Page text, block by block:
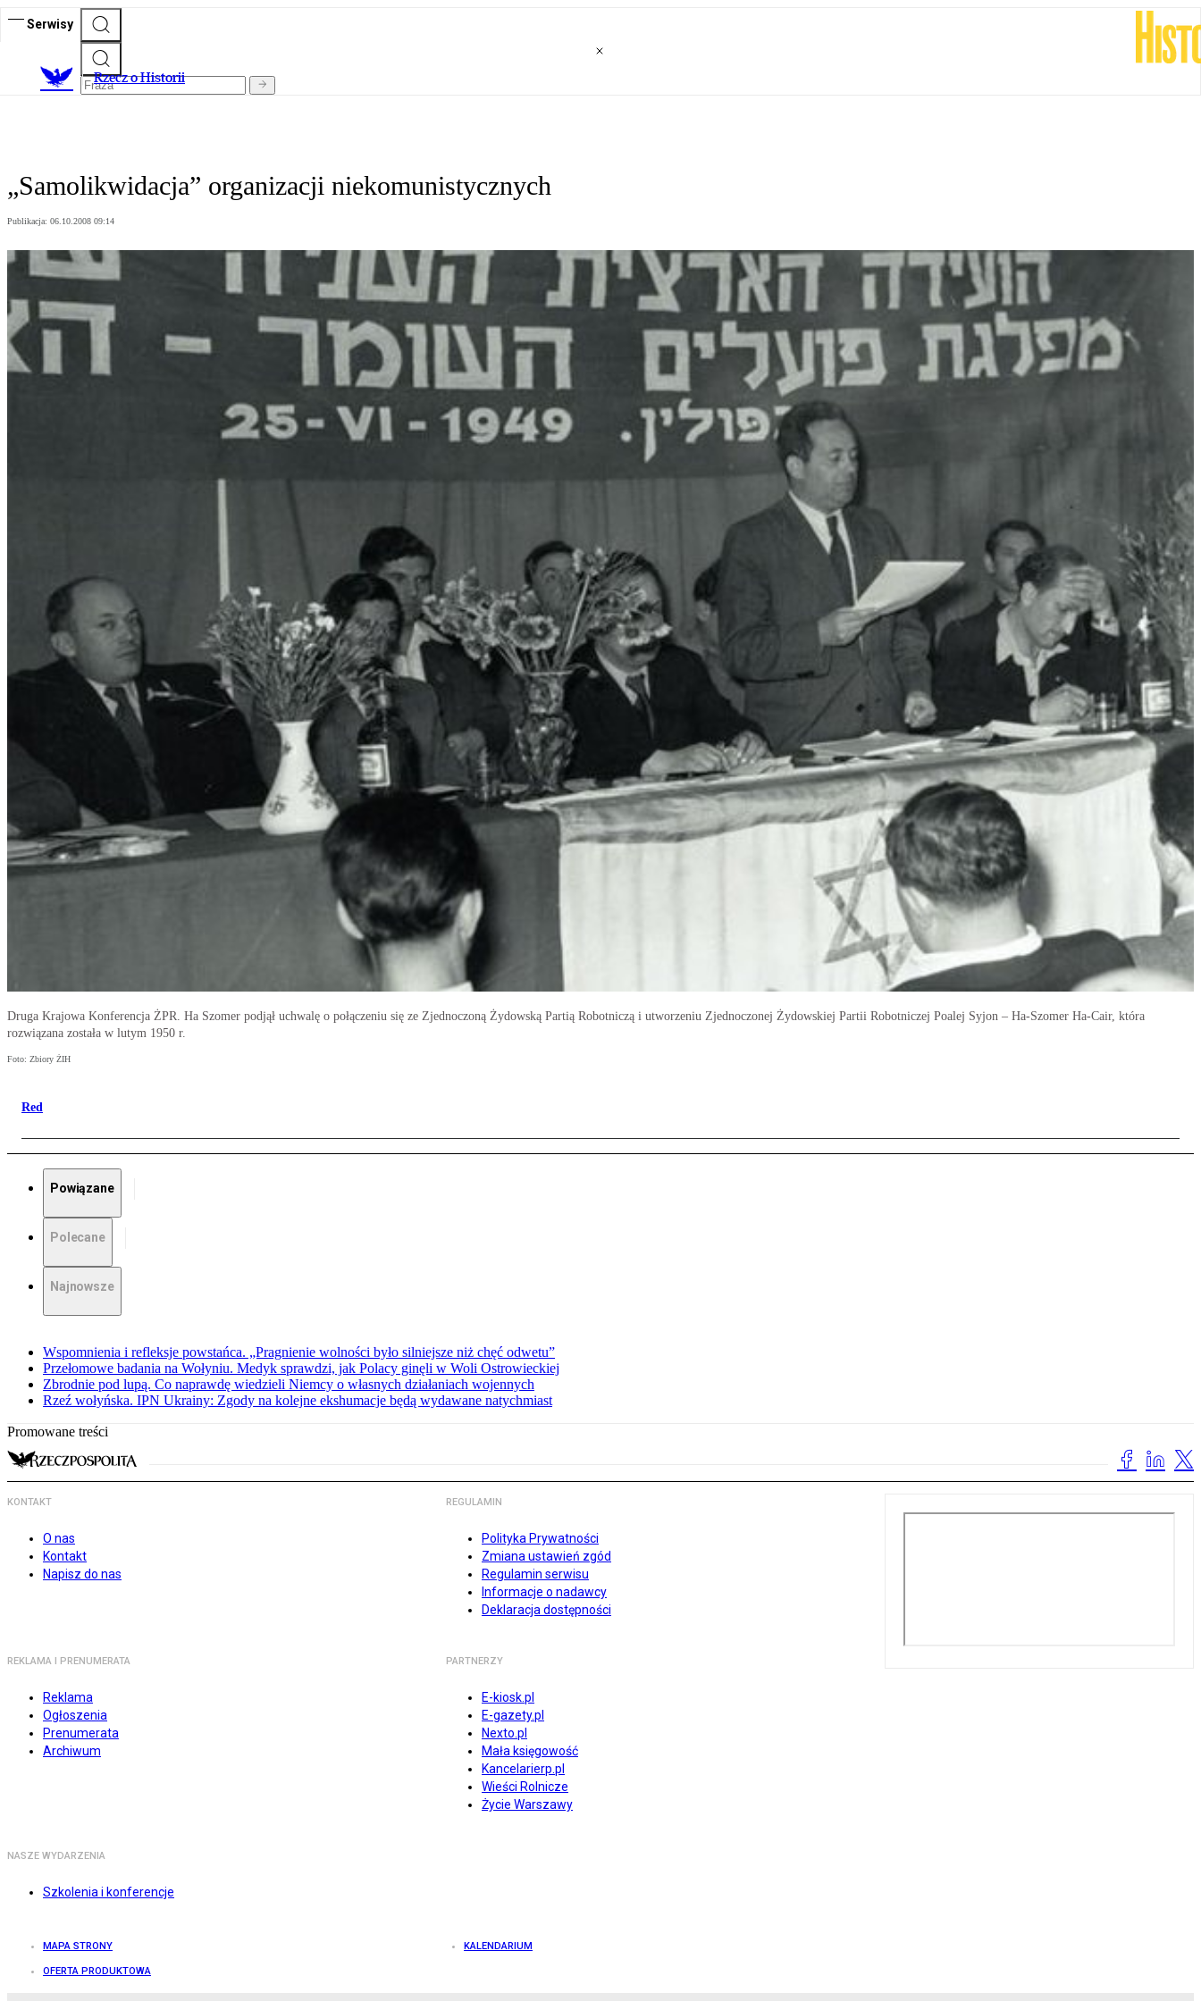
Serwisy
Rzecz o Historii
„Samolikwidacja” organizacji niekomunistycznych
Publikacja: 06.10.2008 09:14
Druga Krajowa Konferencja ŻPR. Ha Szomer podjął uchwalę o połączeniu się ze Zjednoczoną Żydowską Partią Robotniczą i utworzeniu Zjednoczonej Żydowskiej Partii Robotniczej Poalej Syjon – Ha-Szomer Ha-Cair, która
rozwiązana została w lutym 1950 r.
Foto: Zbiory ŻIH
Red
Powiązane
Polecane
Najnowsze
Wspomnienia i refleksje powstańca. „Pragnienie wolności było silniejsze niż chęć odwetu”
Przełomowe badania na Wołyniu. Medyk sprawdzi, jak Polacy ginęli w Woli Ostrowieckiej
Zbrodnie pod lupą. Co naprawdę wiedzieli Niemcy o własnych działaniach wojennych
Rzeź wołyńska. IPN Ukrainy: Zgody na kolejne ekshumacje będą wydawane natychmiast
Promowane treści
KONTAKT
O nas
Kontakt
Napisz do nas
REGULAMIN
Polityka Prywatności
Zmiana ustawień zgód
Regulamin serwisu
Informacje o nadawcy
Deklaracja dostępności
REKLAMA I PRENUMERATA
Reklama
Ogłoszenia
Prenumerata
Archiwum
PARTNERZY
E-kiosk.pl
E-gazety.pl
Nexto.pl
Mała księgowość
Kancelarierp.pl
Wieści Rolnicze
Życie Warszawy
NASZE WYDARZENIA
Szkolenia i konferencje
MAPA STRONY KALENDARIUM
OFERTA PRODUKTOWA